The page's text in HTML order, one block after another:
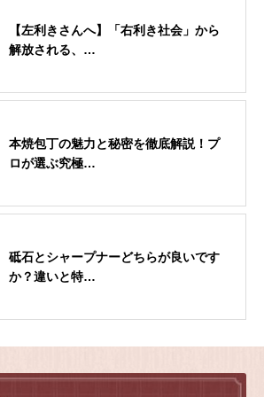
【左利きさんへ】「右利き社会」から
解放される、…
本焼包丁の魅力と秘密を徹底解説！プ
ロが選ぶ究極…
砥石とシャープナーどちらが良いです
か？違いと特…